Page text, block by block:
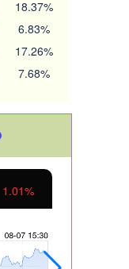
18.37%
6.83%
17.26%
7.68%
1.01%